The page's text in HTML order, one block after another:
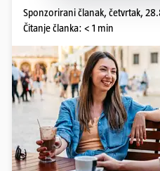
Sponzorirani članak, četvrtak,
Čitanje članka: < 1 min